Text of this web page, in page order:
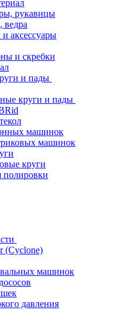
рукавицы
ведра
аксессуары
и скребки
и пады
круги и пады
машинок
машинок
круги
полировки
(Cyclone)
машинок
давления